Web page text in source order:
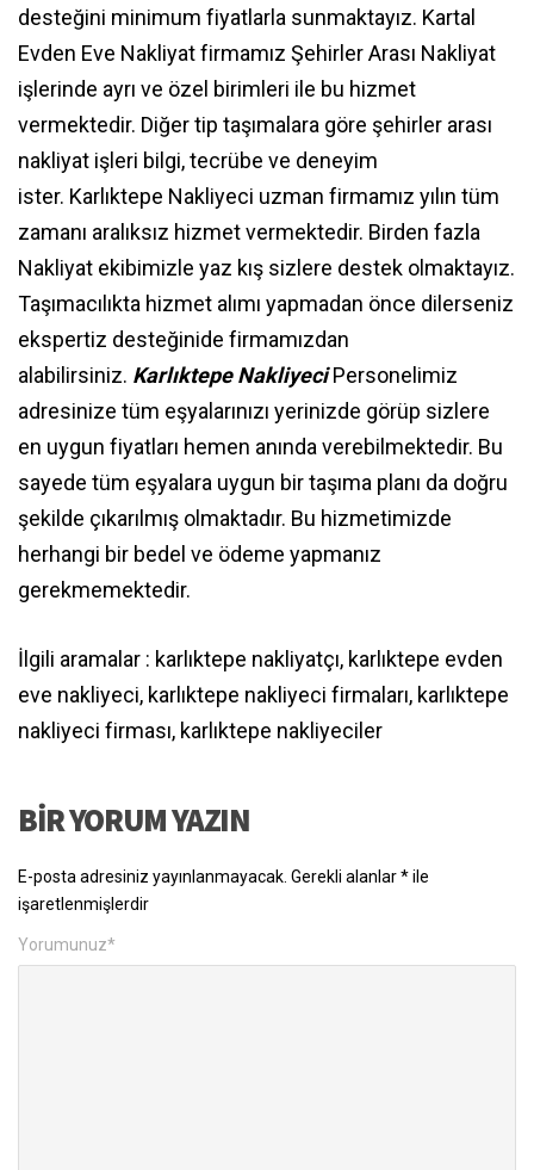
desteğini minimum fiyatlarla sunmaktayız. Kartal
Evden Eve Nakliyat firmamız Şehirler Arası Nakliyat
işlerinde ayrı ve özel birimleri ile bu hizmet
vermektedir. Diğer tip taşımalara göre şehirler arası
nakliyat işleri bilgi, tecrübe ve deneyim
ister. Karlıktepe Nakliyeci uzman firmamız yılın tüm
zamanı aralıksız hizmet vermektedir. Birden fazla
Nakliyat ekibimizle yaz kış sizlere destek olmaktayız.
Taşımacılıkta hizmet alımı yapmadan önce dilerseniz
ekspertiz desteğinide firmamızdan
alabilirsiniz. Karlıktepe NakliyeciPersonelimiz
adresinize tüm eşyalarınızı yerinizde görüp sizlere
en uygun fiyatları hemen anında verebilmektedir. Bu
sayede tüm eşyalara uygun bir taşıma planı da doğru
şekilde çıkarılmış olmaktadır. Bu hizmetimizde
herhangi bir bedel ve ödeme yapmanız
gerekmemektedir.
İlgili aramalar : karlıktepe nakliyatçı, karlıktepe evden
eve nakliyeci, karlıktepe nakliyeci firmaları, karlıktepe
nakliyeci firması, karlıktepe nakliyeciler
BIR YORUM YAZIN
E-posta adresiniz yayınlanmayacak. Gerekli alanlar*ile
işaretlenmişlerdir
Yorumunuz*